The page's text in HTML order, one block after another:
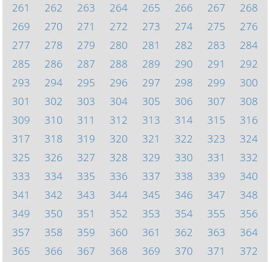
261
262 263 264 265 266 267
268
269
270 271 272 273 274 275
276
277
278 279 280 281 282 283
284
285
286 287 288 289 290 291
292
293
294 295 296 297 298 299
300
301
302 303 304 305 306 307
308
309
310 311 312 313 314 315
316
317
318 319 320 321 322 323
324
325
326 327 328 329 330 331
332
333
334 335 336 337 338 339
340
341
342 343 344 345 346 347
348
349
350 351 352 353 354 355
356
357
358 359 360 361 362 363
364
365
366 367 368 369 370 371
372